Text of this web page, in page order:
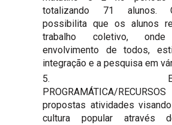
totalizando 71 alunos.
possibilita que os alunos
trabalho coletivo,
envolvimento de todos,
integração e a pesquisa em
5.
PROGRAMÁTICA/
propostas atividades
cultura popular através